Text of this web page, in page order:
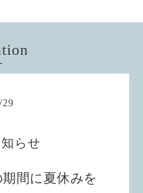
/29
らせ
間に夏休みを